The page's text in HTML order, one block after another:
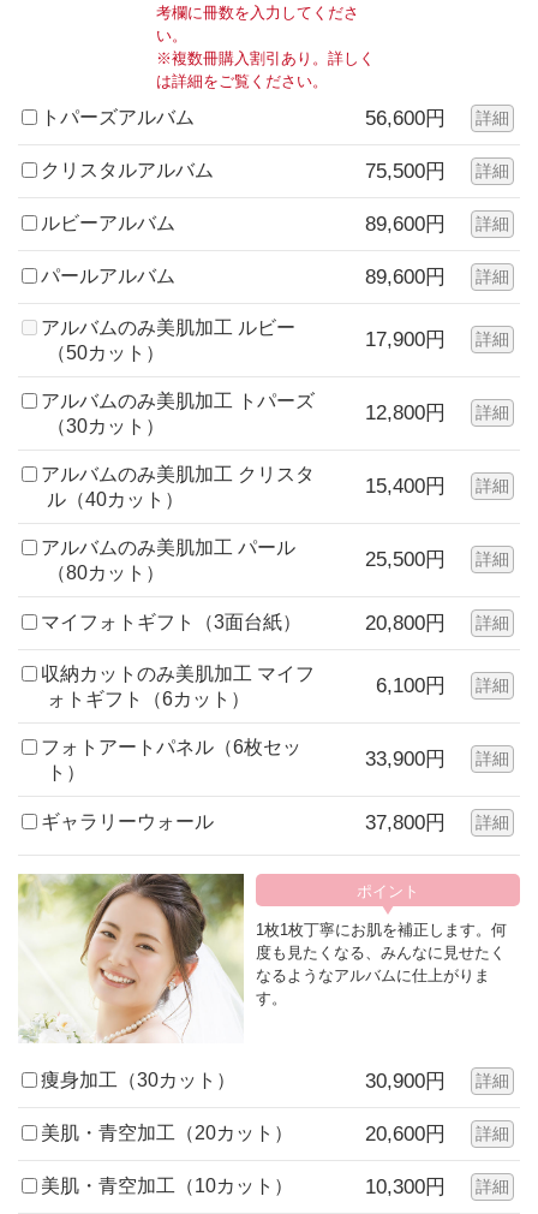
考欄に冊数を入力してくださ
い。
※複数冊購入割引あり。詳しく
は詳細をご覧ください。
トパーズアルバム 56,600円 詳細
クリスタルアルバム 75,500円 詳細
ルビーアルバム 89,600円 詳細
パールアルバム 89,600円 詳細
アルバムのみ美肌加工 ルビー
（50カット）
17,900円 詳細
アルバムのみ美肌加工 トパーズ
（30カット）
12,800円 詳細
アルバムのみ美肌加工 クリスタ
ル（40カット）
15,400円 詳細
アルバムのみ美肌加工 パール
（80カット）
25,500円 詳細
マイフォトギフト（3面台紙） 20,800円 詳細
収納カットのみ美肌加工 マイフ
ォトギフト（6カット）
6,100円 詳細
フォトアートパネル（6枚セッ
ト）
33,900円 詳細
ギャラリーウォール 37,800円 詳細
1枚1枚丁寧にお肌を補正します。何
度も見たくなる、みんなに見せたく
なるようなアルバムに仕上がりま
す。
痩身加工（30カット） 30,900円 詳細
美肌・青空加工（20カット） 20,600円 詳細
美肌・青空加工（10カット） 10,300円 詳細